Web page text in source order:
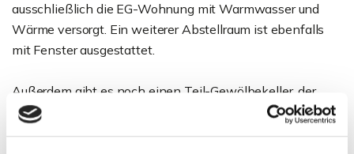
ausschließlich die EG-Wohnung mit Warmwasser und
Wärme versorgt. Ein weiterer Abstellraum ist ebenfalls
mit Fenster ausgestattet.
Außerdem gibt es noch einen Teil-Gewölbekeller, der
separat als "Holzverschlag" abschließbar ist.